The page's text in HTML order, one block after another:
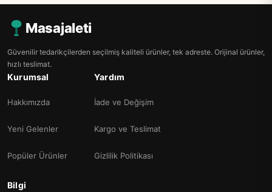
Masajaleti
Güvenilir tedarikçilerden seçilmiş kaliteli ürünler, tek adreste. Orijinal ürünler,
hızlı teslimat.
Kurumsal
Hakkımızda
Yeni Gelenler
Popüler Ürünler
Yardım
İade ve Değişim
Kargo ve Teslimat
Gizlilik Politikası
Bilgi